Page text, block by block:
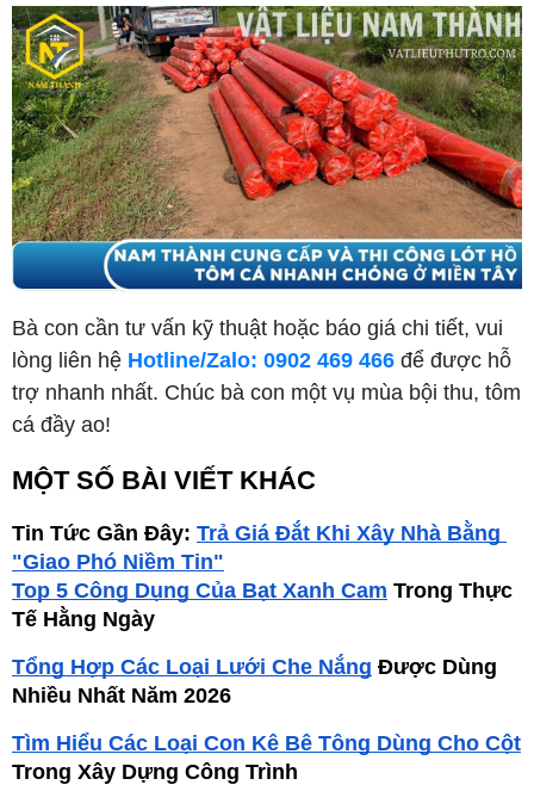
Bà con cần tư vấn kỹ thuật hoặc báo giá chi tiết, vui
lòng liên hệ Hotline/Zalo: 0902 469 466 để được hỗ
trợ nhanh nhất. Chúc bà con một vụ mùa bội thu, tôm
cá đầy ao!
MỘT SỐ BÀI VIẾT KHÁC
Tin Tức Gần Đây: Trả Giá Đắt Khi Xây Nhà Bằng
"Giao Phó Niềm Tin"
Top 5 Công Dụng Của Bạt Xanh Cam Trong Thực
Tế Hằng Ngày
Tổng Hợp Các Loại Lưới Che Nắng Được Dùng
Nhiều Nhất Năm 2026
Tìm Hiểu Các Loại Con Kê Bê Tông Dùng Cho Cột
Trong Xây Dựng Công Trình